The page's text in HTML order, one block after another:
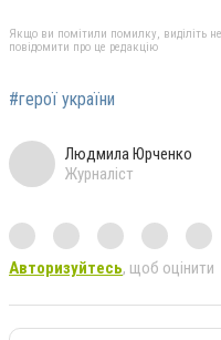
Якщо ви помітили помилку, виділіть
повідомити про це редакцію
#герої україни
Людмила Юрченко
Журналіст
Авторизуйтесь, щоб оцінити